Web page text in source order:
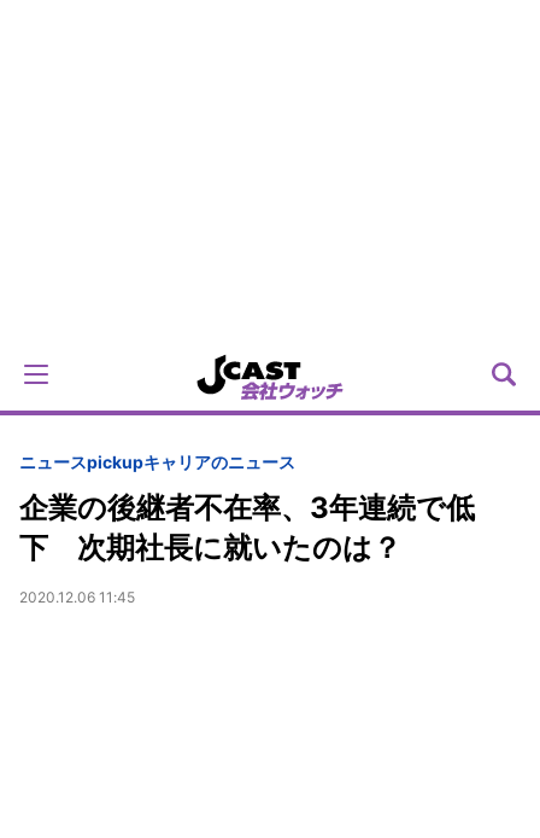
ニュースpickupキャリアのニュース
企業の後継者不在率、3年連続で低
下 次期社長に就いたのは？
2020.12.06 11:45